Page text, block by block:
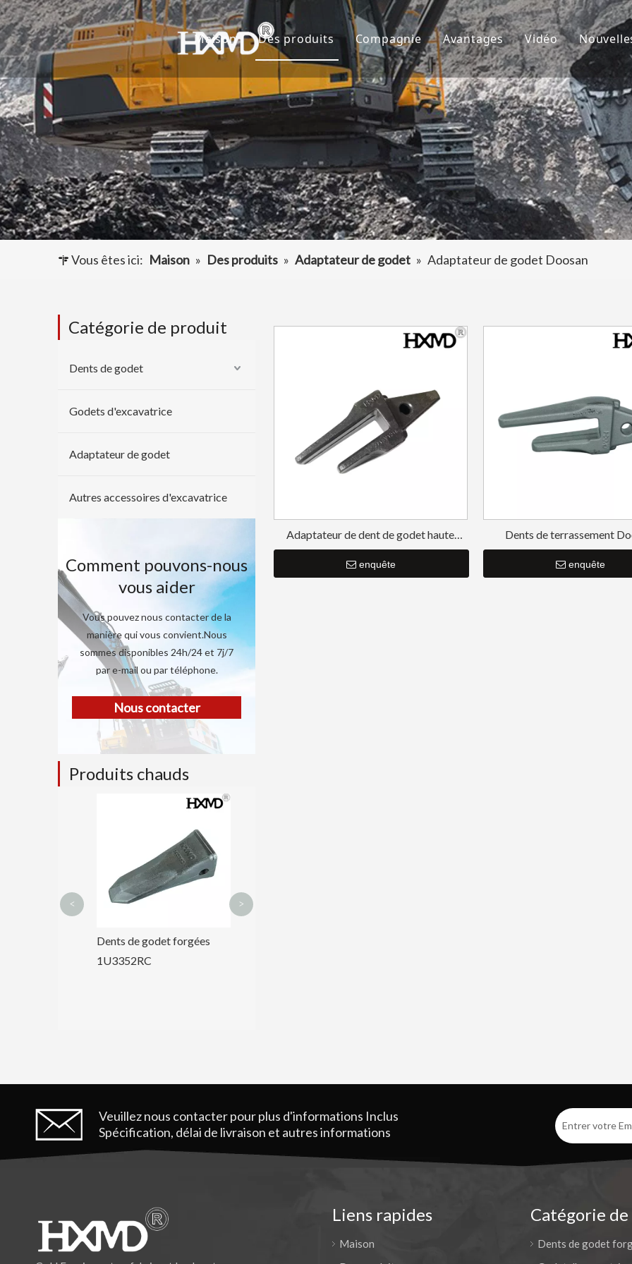
Maison Des produits
Dents de godet
Godet d'excavatrice
Adaptateur de dents de godet
Autres accessoires d'excavatrice
Compagnie
À propos de nous
Culture
FAQ
Avantages
R&D
Production
Service
Vidéo
Vous êtes ici: Maison » Des produits » Adaptateur de godet » Adaptateur de godet Doosan
Catégorie de produit
Dents de godet
Godets d'excavatrice
Adaptateur de godet
Autres accessoires d'excavatrice
Comment pouvons-nous
vous aider
Vous pouvez nous contacter de la
manière qui vous convient.Nous
sommes disponibles 24h/24 et 7j/7
par e-mail ou par téléphone.
Nous contacter
Produits chauds
Dents de godet forgées
1U3352RC
< >
Adaptateur de dent de godet haute
résistance Doosan Bucket Tiger Tooth
DH220
enquête
Dents de terrassement
Adaptateur de dent de
durée DH150
enquête
Veuillez nous contacter pour plus d'informations Inclus
Spécification, délai de livraison et autres informations
Liens rapides
Maison
Catégorie
Dents de godet